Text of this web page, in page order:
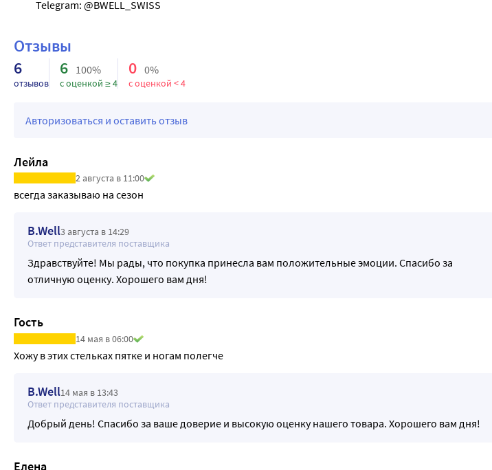
Отзывы
6
отзывов
6 100%
с оценкой ≥ 4
0 0%
с оценкой < 4
Авторизоваться и оставить отзыв
Лейла
2 августа в 11:00
всегда заказываю на сезон
B.Well3 августа в 14:29
Ответ представителя поставщика
Здравствуйте! Мы рады, что покупка принесла вам положительные эмоции. Спасибо за
отличную оценку. Хорошего вам дня!
Гость
14 мая в 06:00
Хожу в этих стельках пятке и ногам полегче
B.Well14 мая в 13:43
Ответ представителя поставщика
Добрый день! Спасибо за ваше доверие и высокую оценку нашего товара. Хорошего вам дня!
Елена